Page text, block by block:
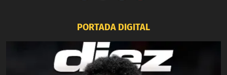
PORTADA DIGITAL